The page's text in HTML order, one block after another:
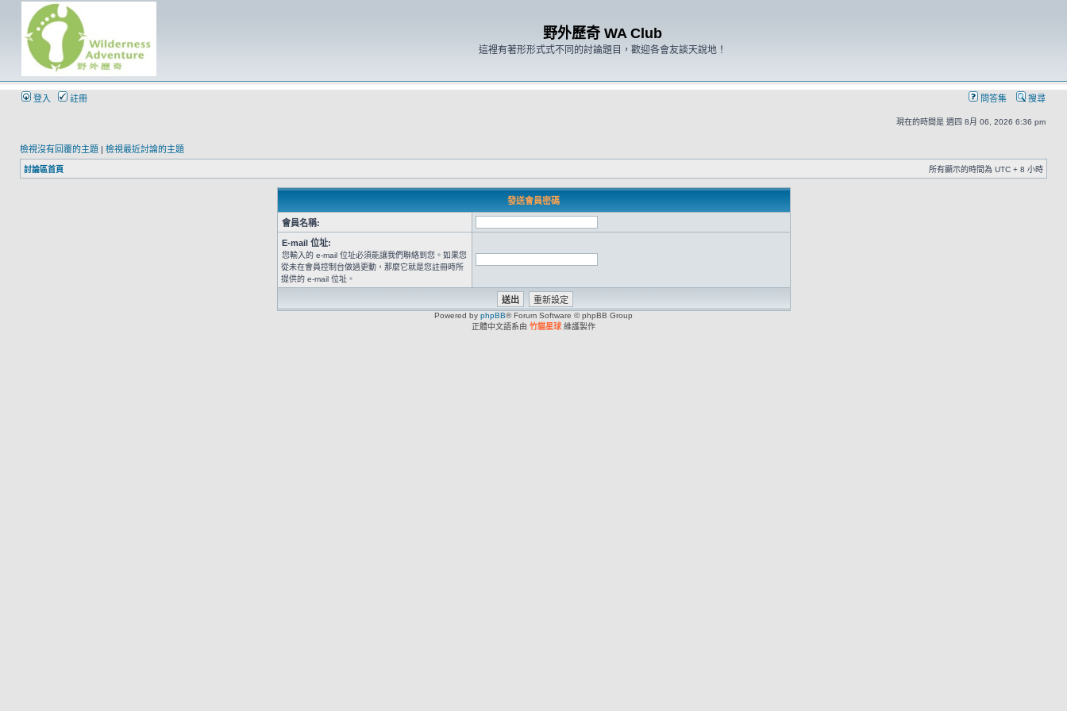
野外歷奇 WA Club
這裡有著形形式式不同的討論題目，歡迎各會友談天說地！
登入 註冊 問答集 搜尋
現在的時間是 週四 8月 06, 2026 6:36 pm
檢視沒有回覆的主題 | 檢視最近討論的主題
討論區首頁 所有顯示的時間為 UTC + 8 小時
發送會員密碼
會員名稱:
E-mail 位址:
您輸入的 e-mail 位址必須能讓我們聯絡到您。如果您
從未在會員控制台做過更動，那麼它就是您註冊時所
提供的 e-mail 位址。
Powered by phpBB® Forum Software © phpBB Group
正體中文語系由 竹貓星球 維護製作